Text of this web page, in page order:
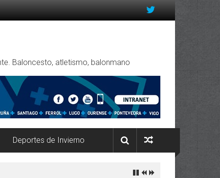
Baloncesto, atletismo, balonmano
Deportes de Invierno